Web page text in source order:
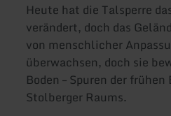
Heute hat die Talsperre
verändert, doch das
von menschlicher
überwachsen, doch sie
Boden – Spuren der
Stolberger Raums.